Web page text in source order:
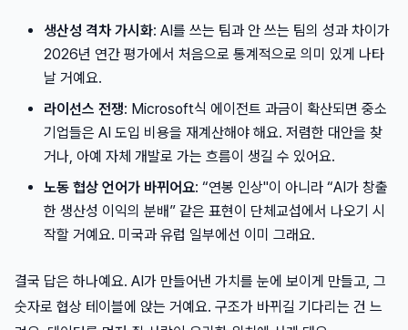
생산성 격차 가시화: AI를 쓰는 팀과 안 쓰는 팀의 성과 차이가
2026년 연간 평가에서 처음으로 통계적으로 의미 있게 나타
날 거예요.
라이선스 전쟁: Microsoft식 에이전트 과금이 확산되면 중소
기업들은 AI 도입 비용을 재계산해야 해요. 저렴한 대안을 찾
거나, 아예 자체 개발로 가는 흐름이 생길 수 있어요.
노동 협상 언어가 바뀌어요: “연봉 인상"이 아니라 “AI가 창출
한 생산성 이익의 분배” 같은 표현이 단체교섭에서 나오기 시
작할 거예요. 미국과 유럽 일부에선 이미 그래요.
결국 답은 하나예요. AI가 만들어낸 가치를 눈에 보이게 만들고, 그
숫자로 협상 테이블에 앉는 거예요. 구조가 바뀌길 기다리는 건 느